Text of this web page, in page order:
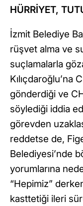
HÜRRİYET,
İzmit Belediye
rüşvet alma ve
suçlamalarla
Kılıçdaroğlu’na
gönderdiği ve
söylediği iddia
görevden
reddetse de,
Belediyesi’nde
yorumlarına
“Hepimiz”
kasttetiği ileri